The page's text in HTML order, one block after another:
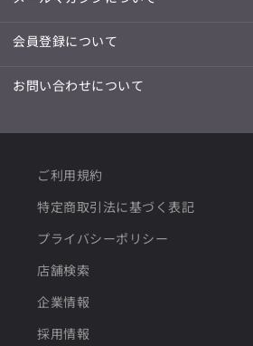
会員登録について
お問い合わせについて
ご利用規約
特定商取引法に基づく表記
プライバシーポリシー
店舗検索
企業情報
採用情報